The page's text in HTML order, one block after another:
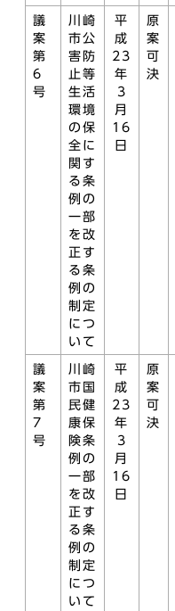
議
案
第
6
号
川崎
市公
害防
止等
生活
環境
の保
全に
関す
る条
例の
一部
を改
正す
る条
例の
制定
につ
いて
平
成
23
年
3
月
16
日
原
案
可
決
議
案
第
7
号
川崎
市国
民健
康保
険条
例の
一部
を改
正す
る条
例の
制定
につ
いて
平
成
23
年
3
月
16
日
原
案
可
決